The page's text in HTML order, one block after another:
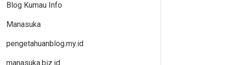
Blog Kumau Info
Manasuka
pengetahuanblog.my.id
manasuka.biz.id